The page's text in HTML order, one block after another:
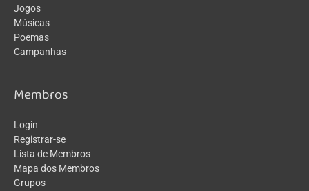
Jogos
Músicas
Poemas
Campanhas
Membros
Login
Registrar-se
Lista de Membros
Mapa dos Membros
Grupos